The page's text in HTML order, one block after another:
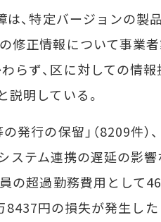
、特定バージョンの製
修正情報について事業
ず、区に対しての情報
明している。
行の保留」（8209件）
ステム連携の遅延の影響
の超過勤務費用として
8437円の損失が発生した